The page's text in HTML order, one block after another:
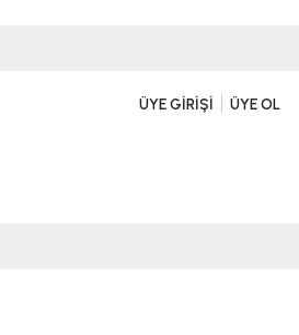
ÜYE GİRİŞİ ÜYE OL